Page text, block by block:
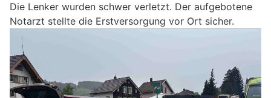
Die Lenker wurden schwer verletzt. Der aufgebotene
Notarzt stellte die Erstversorgung vor Ort sicher.